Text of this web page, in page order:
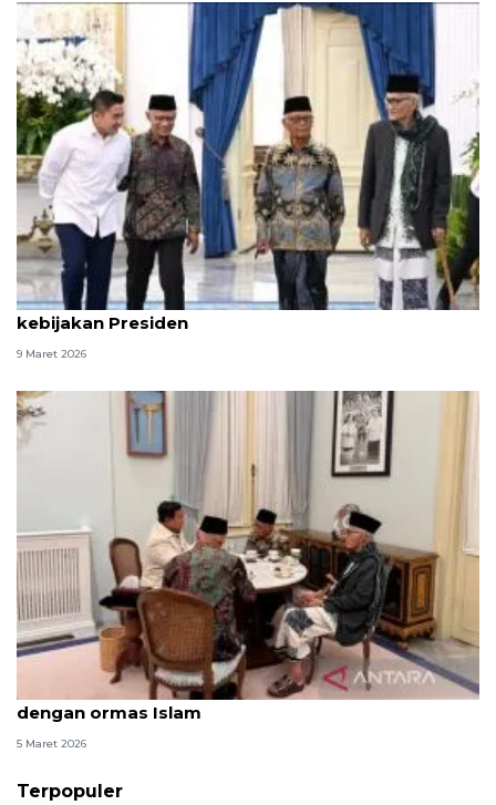
Pengamat: Seskab Teddy jalankan peran mediator
kebijakan Presiden
9 Maret 2026
Prabowo bahas eskalasi di Teluk saat buka puasa
dengan ormas Islam
5 Maret 2026
Terpopuler